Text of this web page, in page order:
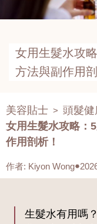
女用生髮水攻
方法與副作用剖
美容貼士 > 頭髮
女用生髮水攻略：
作用剖析！
作者: Kiyon Wong
生髮水有用嗎